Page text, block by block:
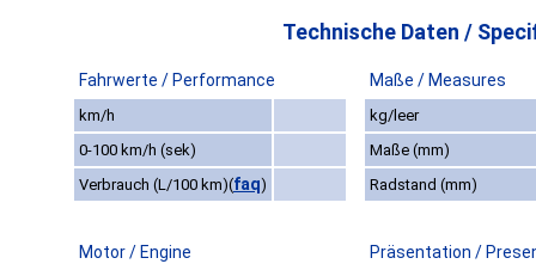
Technische Daten /
Fahrwerte / Performance Maße / Measures
km/h
kg/leer
0-100 km/h (sek)
Maße (mm)
Verbrauch (L/100 km)(faq) Radstand (mm)
Motor / Engine Präsentation /